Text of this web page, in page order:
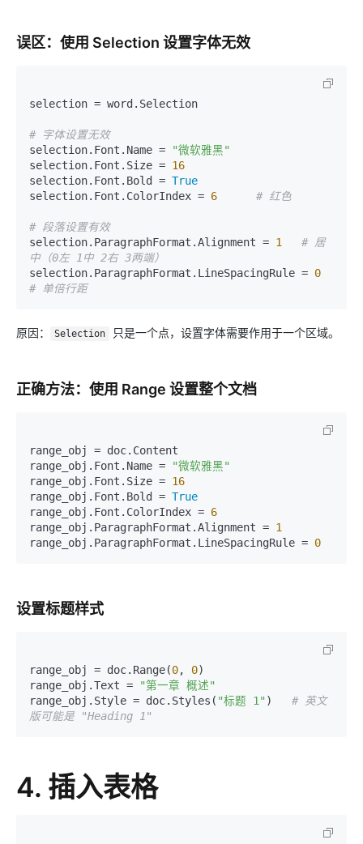
误区：使用 Selection 设置字体无效
selection = word.Selection
# 字体设置无效
selection.Font.Name =
"微软雅黑"
selection.Font.Size = 16
selection.Font.Bold = True
selection.Font.ColorIndex = 6 # 红色
# 段落设置有效
selection.ParagraphFormat.Alignment = 1
# 居
中（0左 1中 2右 3两端）
selection.ParagraphFormat.LineSpacingRule = 0
# 单倍行距
原因： Selection 只是一个点，设置字体需要作用于一个区域。
正确方法：使用 Range 设置整个文档
range_obj = doc.Content
range_obj.Font.Name =
"微软雅黑"
range_obj.Font.Size = 16
range_obj.Font.Bold = True
range_obj.Font.ColorIndex = 6
range_obj.ParagraphFormat.Alignment = 1
range_obj.ParagraphFormat.LineSpacingRule = 0
设置标题样式
range_obj = doc.Range(0, 0)
range_obj.Text =
"第一章 概述"
range_obj.Style = doc.Styles( "标题 1" ) # 英文
版可能是 "Heading 1"
4. 插入表格